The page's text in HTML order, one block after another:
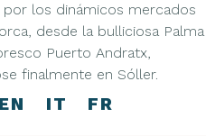
por los dinámicos mercados
desde la bulliciosa Palma
Puerto Andratx,
finalmente en Sóller.
IT FR